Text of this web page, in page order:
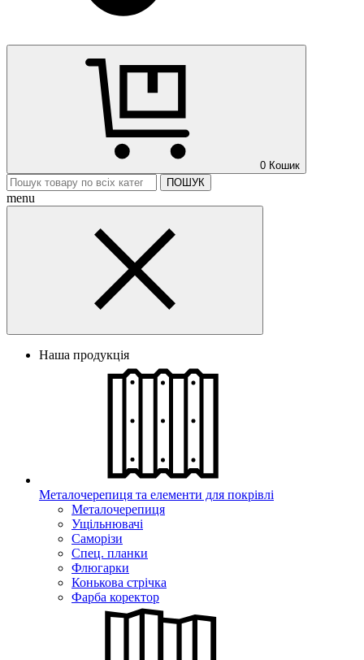
0 Кошик
ПОШУК
menu
Наша продукція
Металочерепиця та елементи для покрівлі
Металочерепиця
Ущільнювачі
Саморізи
Спец. планки
Флюгарки
Конькова стрічка
Фарба коректор